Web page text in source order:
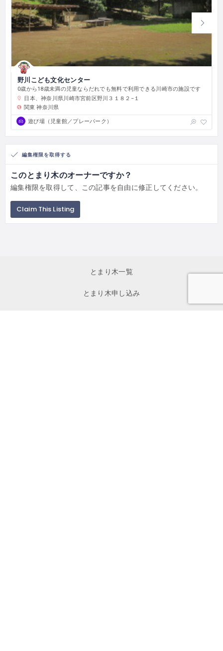
野川こども文化センター
0歳から18歳未満の児童ならだれでも無料で利用できる川崎市の施設です
日本、神奈川県川崎市宮前区野川３１８２−１
関東 神奈川県
遊び場（児童館／プレーパーク）
編集権限を取得する
このとまり木のオーナーですか？
編集権限を取得して、この記事を自由に修正してください。
Claim This Listing
とまり木一覧
とまり木申し込み